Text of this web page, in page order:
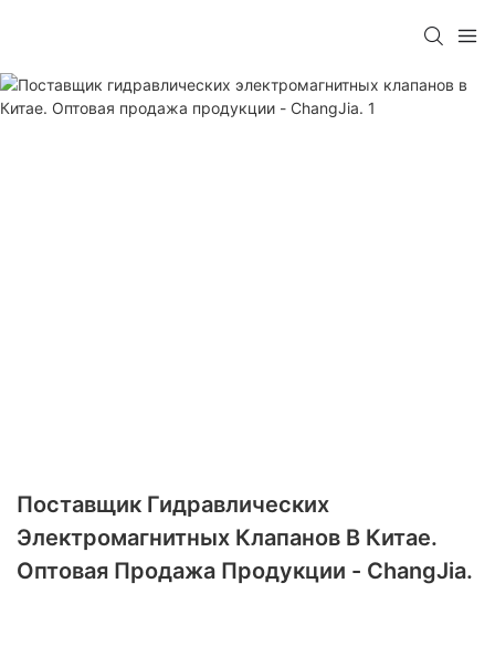
Поставщик Гидравлических
Электромагнитных Клапанов В Китае.
Оптовая Продажа Продукции - ChangJia.